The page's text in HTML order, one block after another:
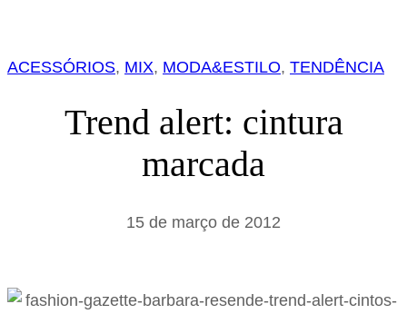
ACESSÓRIOS, MIX, MODA&ESTILO, TENDÊNCIA
Trend alert: cintura
marcada
15 de março de 2012